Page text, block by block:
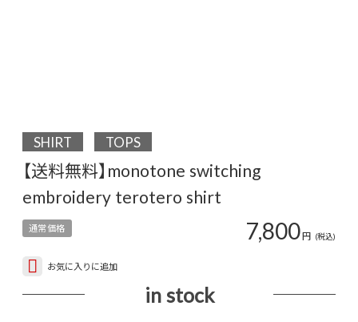
SHIRT TOPS
【送料無料】monotone switching
embroidery terotero shirt
通常価格 7,800円 (税込)
お気に入りに追加
in stock